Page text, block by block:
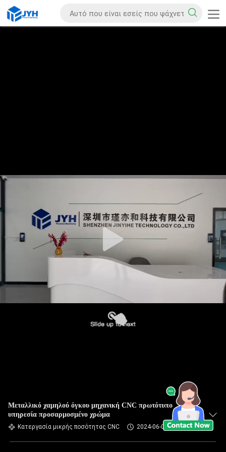
Μεταλλικό χαμηλού όγκου μηχανική CNC πρωτότυπο
υπηρεσία προσαρμοσμένο χρώμα
Κατεργασία μικρής ποσότητας CNC 2024-06-03